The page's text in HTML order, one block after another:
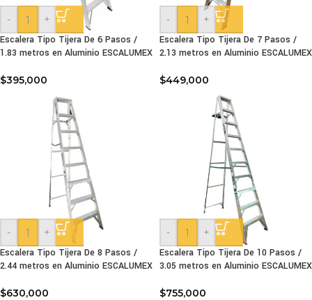
-
+
Escalera Tipo Tijera De 6 Pasos /
1.83 metros en Aluminio ESCALUMEX
$395,000
-
+
Escalera Tipo Tijera De 7 Pasos /
2.13 metros en Aluminio ESCALUMEX
$449,000
-
+
Escalera Tipo Tijera De 8 Pasos /
2.44 metros en Aluminio ESCALUMEX
$630,000
-
+
Escalera Tipo Tijera De 10 Pasos /
3.05 metros en Aluminio ESCALUMEX
$755,000